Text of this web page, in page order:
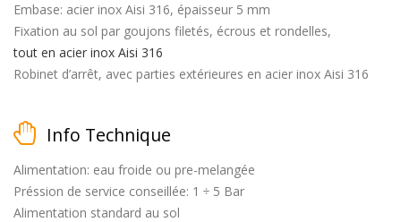
matt
black
brossé
Embase: acier inox Aisi 316, épaisseur 5 mm
Fixation au sol par goujons filetés, écrous et rondelles,
tout en acier inox Aisi 316
Robinet d’arrêt, avec parties extérieures en acier inox Aisi 316
Info Technique
Alimentation: eau froide ou pre-melangée
Préssion de service conseillée: 1 ÷ 5 Bar
Alimentation standard au sol